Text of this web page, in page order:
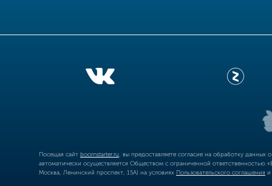
Посещая сайт boomstarter.ru , вы предоставляете согласие на обработку
автоматически осуществляется Обществом с ограниченной
Москва, Ленинский проспект, 15А) на условиях Пользовательского соглашения и